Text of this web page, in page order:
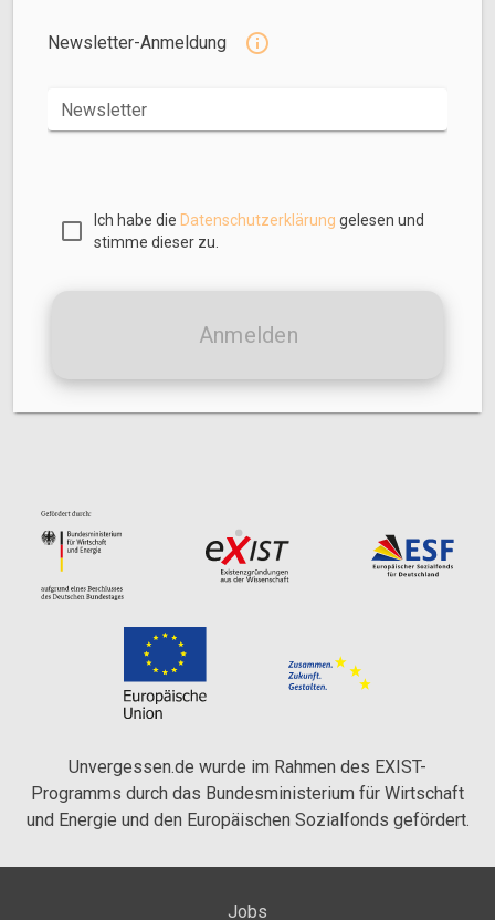
Newsletter-Anmeldung
Newsletter
Ich habe die Datenschutzerklärung gelesen und
stimme dieser zu.
Anmelden
Unvergessen.de wurde im Rahmen des EXIST-
Programms durch das Bundesministerium für Wirtschaft
und Energie und den Europäischen Sozialfonds gefördert.
Jobs